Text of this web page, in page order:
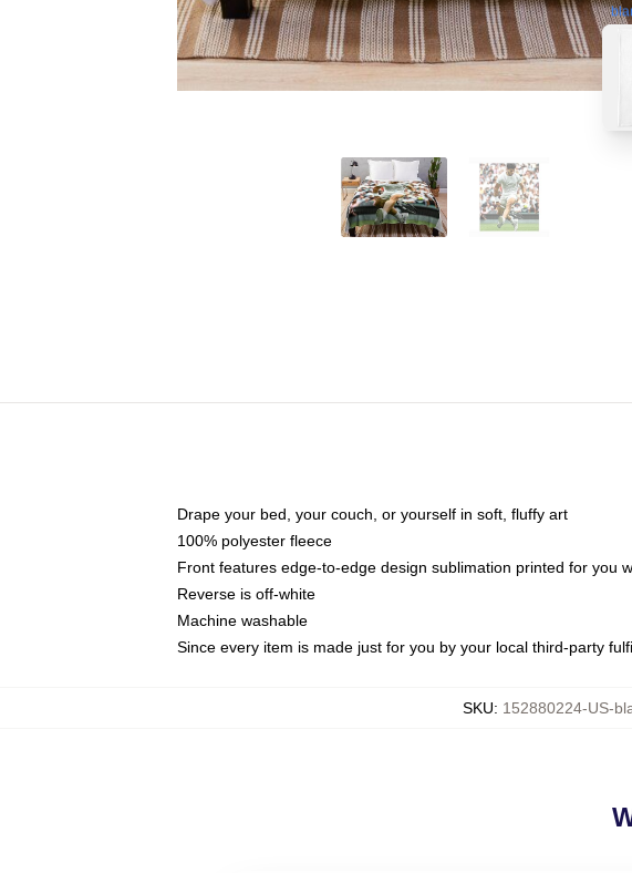
Drape your bed, your couch, or yourself in soft, fluffy art
100% polyester fleece
Front features edge-to-edge design sublimation printed for you
Reverse is off-white
Machine washable
Since every item is made just for you by your local third-party
SKU: 152880224-US-